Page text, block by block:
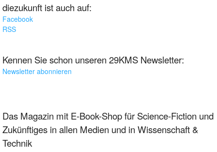
diezukunft ist auch auf:
Facebook
RSS
Kennen Sie schon unseren 29KMS Newsletter:
Newsletter abonnieren
Das Magazin mit E-Book-Shop für Science-Fiction und
Zukünftiges in allen Medien und in Wissenschaft &
Technik